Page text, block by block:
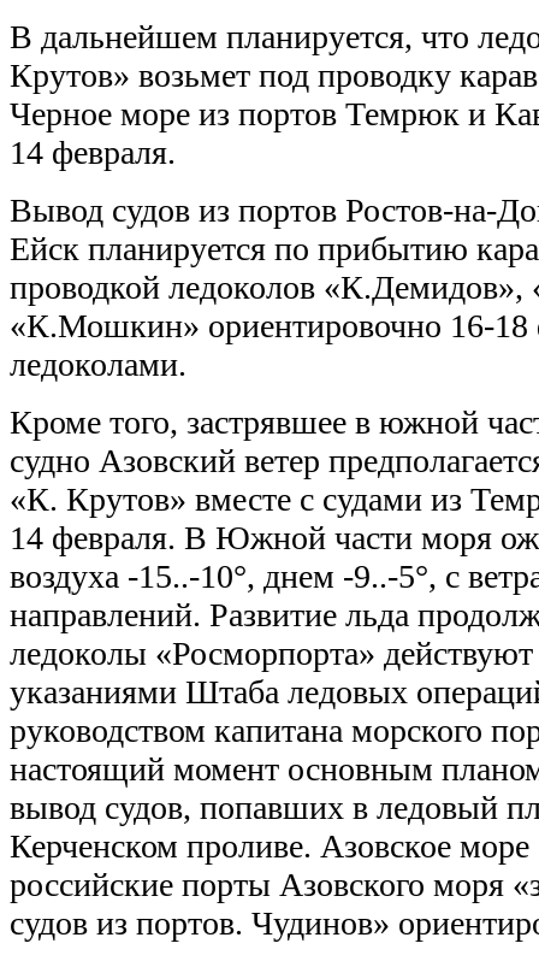
В дальнейшем планируется, что
Крутов» возьмет под проводку
Черное море из портов Темрюк и
14 февраля.
Вывод судов из портов Ростов-на-
Ейск планируется по прибытию
проводкой ледоколов
«К.Мошкин» ориентировочно 16-18
ледоколами.
Кроме того, застрявшее в южной
судно Азовский ветер
«К. Крутов» вместе с судами из
14 февраля. В Южной части моря
воздуха -15..-10°, днем -9..-5°, с
направлений. Развитие льда
ледоколы «Росморпорта» действуют
указаниями Штаба ледовых
руководством капитана морского
настоящий момент основным
вывод судов, попавших в ледовый
Керченском проливе. Азовское море
российские порты Азовского моря
судов из портов. Чудинов»